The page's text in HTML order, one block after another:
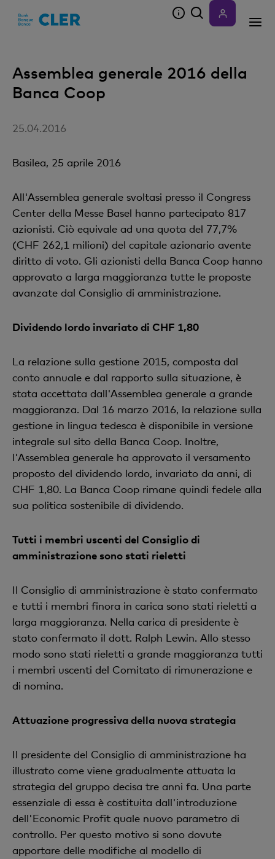
Assemblea generale 2016 della
Banca Coop
25.04.2016
Basilea, 25 aprile 2016
All'Assemblea generale svoltasi presso il Congress
Center della Messe Basel hanno partecipato 817
azionisti. Ciò equivale ad una quota del 77,7%
(CHF 262,1 milioni) del capitale azionario avente
diritto di voto. Gli azionisti della Banca Coop hanno
approvato a larga maggioranza tutte le proposte
avanzate dal Consiglio di amministrazione.
Dividendo lordo invariato di CHF 1,80
La relazione sulla gestione 2015, composta dal
conto annuale e dal rapporto sulla situazione, è
stata accettata dall'Assemblea generale a grande
maggioranza. Dal 16 marzo 2016, la relazione sulla
gestione in lingua tedesca è disponibile in versione
integrale sul sito della Banca Coop. Inoltre,
l'Assemblea generale ha approvato il versamento
proposto del dividendo lordo, invariato da anni, di
CHF 1,80. La Banca Coop rimane quindi fedele alla
sua politica sostenibile di dividendo.
Tutti i membri uscenti del Consiglio di
amministrazione sono stati rieletti
Il Consiglio di amministrazione è stato confermato
e tutti i membri finora in carica sono stati rieletti a
larga maggioranza. Nella carica di presidente è
stato confermato il dott. Ralph Lewin. Allo stesso
modo sono stati rieletti a grande maggioranza tutti
i membri uscenti del Comitato di rimunerazione e
di nomina.
Attuazione progressiva della nuova strategia
Il presidente del Consiglio di amministrazione ha
illustrato come viene gradualmente attuata la
strategia del gruppo decisa tre anni fa. Una parte
essenziale di essa è costituita dall'introduzione
dell'Economic Profit quale nuovo parametro di
controllo. Per questo motivo si sono dovute
apportare delle modifiche al modello di